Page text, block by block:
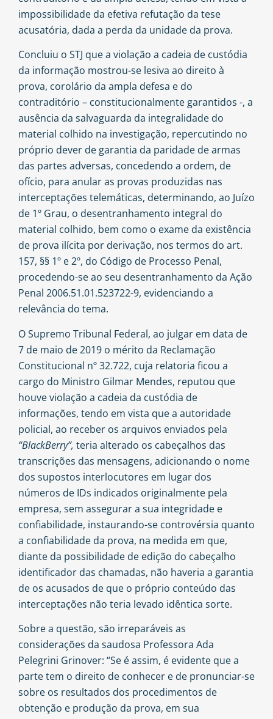
impossibilidade da efetiva refutação da tese
acusatória, dada a perda da unidade da prova.
Concluiu o STJ que a violação a cadeia de custódia
da informação mostrou-se lesiva ao direito à
prova, corolário da ampla defesa e do
contraditório – constitucionalmente garantidos -, a
ausência da salvaguarda da integralidade do
material colhido na investigação, repercutindo no
próprio dever de garantia da paridade de armas
das partes adversas, concedendo a ordem, de
ofício, para anular as provas produzidas nas
interceptações telemáticas, determinando, ao Juízo
de 1º Grau, o desentranhamento integral do
material colhido, bem como o exame da existência
de prova ilícita por derivação, nos termos do art.
157, §§ 1º e 2º, do Código de Processo Penal,
procedendo-se ao seu desentranhamento da Ação
Penal 2006.51.01.523722-9, evidenciando a
relevância do tema.
O Supremo Tribunal Federal, ao julgar em data de
7 de maio de 2019 o mérito da Reclamação
Constitucional nº 32.722, cuja relatoria ficou a
cargo do Ministro Gilmar Mendes, reputou que
houve violação a cadeia da custódia de
informações, tendo em vista que a autoridade
policial, ao receber os arquivos enviados pela
“BlackBerry”, teria alterado os cabeçalhos das
transcrições das mensagens, adicionando o nome
dos supostos interlocutores em lugar dos
números de IDs indicados originalmente pela
empresa, sem assegurar a sua integridade e
confiabilidade, instaurando-se controvérsia quanto
a confiabilidade da prova, na medida em que,
diante da possibilidade de edição do cabeçalho
identificador das chamadas, não haveria a garantia
de os acusados de que o próprio conteúdo das
interceptações não teria levado idêntica sorte.
Sobre a questão, são irreparáveis as
considerações da saudosa Professora Ada
Pelegrini Grinover: “Se é assim, é evidente que a
parte tem o direito de conhecer e de pronunciar-se
sobre os resultados dos procedimentos de
obtenção e produção da prova, em sua